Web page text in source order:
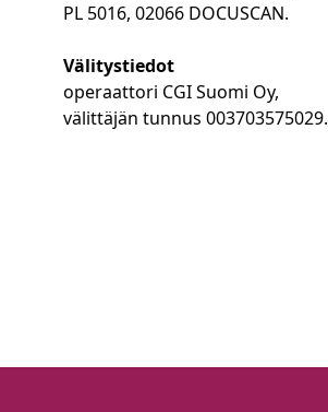
PL 5016, 02066 DOCUSCAN.
Välitystiedot
operaattori CGI Suomi Oy,
välittäjän tunnus 003703575029.